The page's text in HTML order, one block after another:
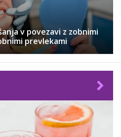
v povezavi z zobnimi
prevlekami